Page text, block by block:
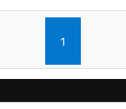
1